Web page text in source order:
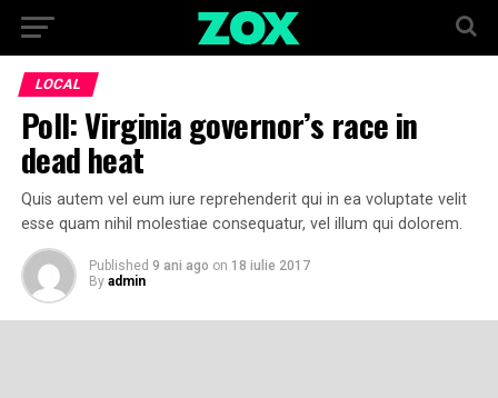
LOCAL
Poll: Virginia governor’s race in
dead heat
Quis autem vel eum iure reprehenderit qui in ea voluptate velit
esse quam nihil molestiae consequatur, vel illum qui dolorem.
Published 9 ani ago on 18 iulie 2017
By admin